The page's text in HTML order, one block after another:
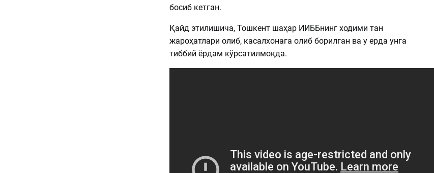
босиб кетган.
Қайд этилишича, Тошкент шаҳар ИИББнинг ходими тан
жароҳатлари олиб, касалхонага олиб борилган ва у ерда унга
тиббий ёрдам кўрсатилмоқда.